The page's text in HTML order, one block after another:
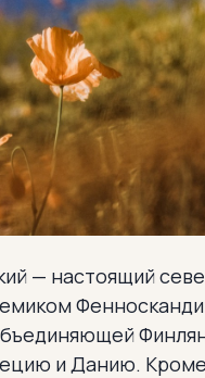
— настоящий
и Данию.